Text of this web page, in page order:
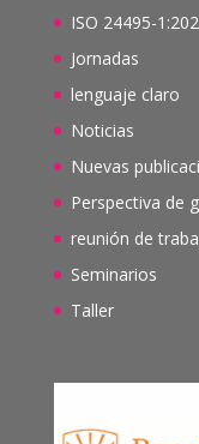
ISO 24495-
Jornadas
lenguaje claro
Noticias
Nuevas
Perspectiva de
reunión de
Seminarios
Taller